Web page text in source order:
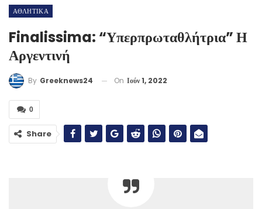
ΑΘΛΗΤΙΚΑ
Finalissima: “Υπερπρωταθλήτρια” Η
Αργεντινή
By Greeknews24 On Ιούν 1, 2022
0
Share